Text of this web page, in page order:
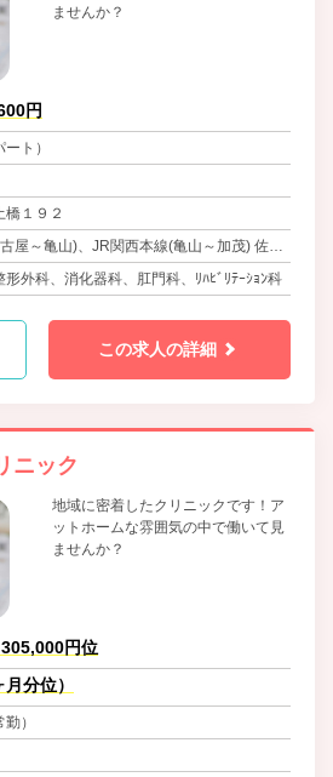
ませんか？
円
ト）
橋１９２
屋～亀山)、JR関西本線(亀山～加茂) 佐那
形外科、消化器科、肛門科、ﾘﾊﾋﾞﾘﾃｰｼｮﾝ科
この求人の詳細
ニック
地域に密着したクリニックです！ア
ットホームな雰囲気の中で働いて見
ませんか？
円位
分位）
）